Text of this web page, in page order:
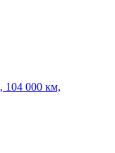
104 000 км,